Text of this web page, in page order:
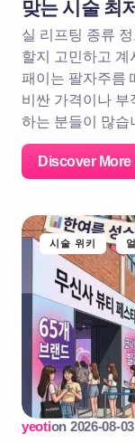
맞는 시술 최
실 리프팅 종류
할지 고민하고
패이는 팔자주름
비싼 가격이나 부
하는 분들이 많
Discover More
시술 위키
yeotion 2026-08-03